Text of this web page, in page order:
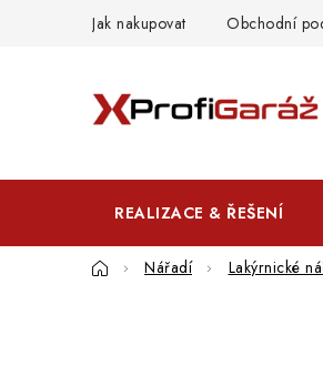
Jak nakupovat Obchodní
REALIZACE & ŘEŠENÍ
DomůNářadí Lakýrnické